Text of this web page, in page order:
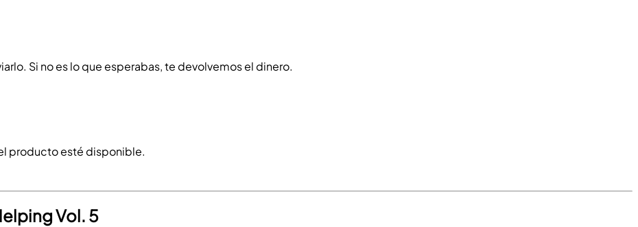
Si no es lo que esperabas, te devolvemos el dinero.
producto esté disponible.
Vol. 5